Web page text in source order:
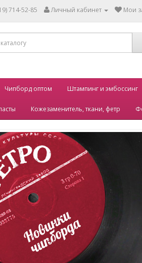
714-52-85 Личный кабинет Мои
Чипборд оптом Штампинг и эмбоссинг
Кожезаменитель, ткани, фетр